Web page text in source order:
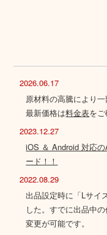
2026.06.17
原材料の高騰により
最新価格は料金表をご
2023.12.27
iOS ＆ Android 対応
ード！！
2022.08.29
出品設定時に「Lサイ
した。すでに出品中
変更が可能です。